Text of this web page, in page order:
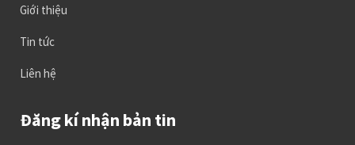
Giới thiệu
Tin tức
Liên hệ
Đăng kí nhận bản tin